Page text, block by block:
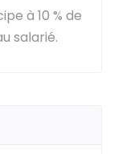
à 10 % de
salarié.